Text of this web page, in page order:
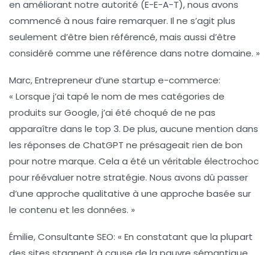
en améliorant notre autorité (E-E-A-T), nous avons
commencé à nous faire remarquer. Il ne s’agit plus
seulement d’être bien référencé, mais aussi d’être
considéré comme une référence dans notre domaine. »
Marc, Entrepreneur d’une startup e-commerce:
« Lorsque j’ai tapé le nom de mes catégories de
produits sur Google, j’ai été choqué de ne pas
apparaître dans le top 3. De plus, aucune mention dans
les réponses de ChatGPT ne présageait rien de bon
pour notre marque. Cela a été un véritable électrochoc
pour réévaluer notre stratégie. Nous avons dû passer
d’une approche qualitative à une approche basée sur
le contenu et les données. »
Émilie, Consultante SEO: « En constatant que la plupart